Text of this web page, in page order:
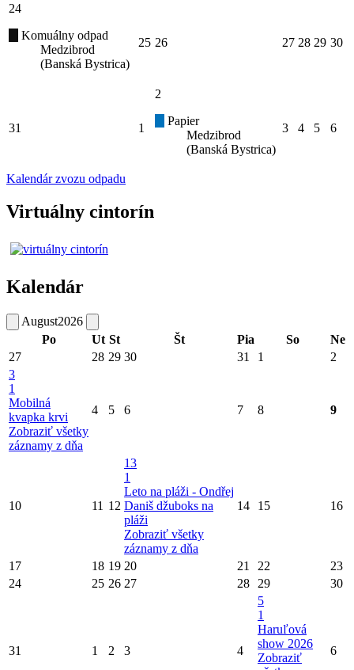
24
Komuálny odpad
Medzibrod
(Banská Bystrica)
25 26 27 28 29 30
31 1
2
Papier
Medzibrod
(Banská Bystrica)
3 4 5 6
Kalendár zvozu odpadu
Virtuálny cintorín
Kalendár
August2026
Po
Ut St Št Pia So
Ne
27
28 29 30 31 1
2
3
1
Mobilná
kvapka krvi
Zobraziť všetky
záznamy z dňa
4 5 6 7 8 9
10 11 12
13
1
Leto na pláži - Ondřej
Daniš džuboks na
pláži
Zobraziť všetky
záznamy z dňa
14 15 16
17 18 19 20 21 22
23
24
25 26 27 28 29 30
31 1 2 3 4
5
1
Haruľová
show 2026
Zobraziť
6